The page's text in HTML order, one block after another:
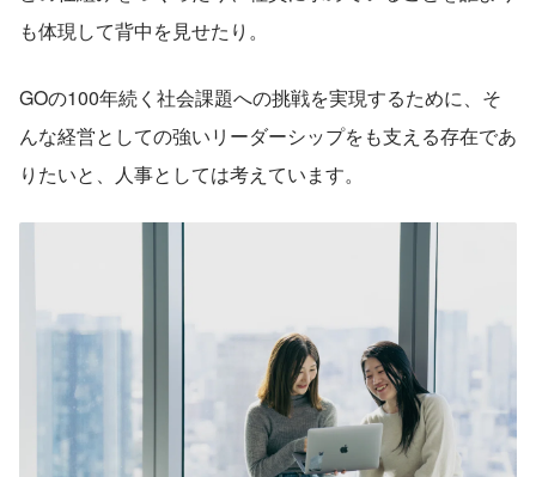
も体現して背中を見せたり。
GOの100年続く社会課題への挑戦を実現するために、そ
んな経営としての強いリーダーシップをも支える存在であ
りたいと、人事としては考えています。